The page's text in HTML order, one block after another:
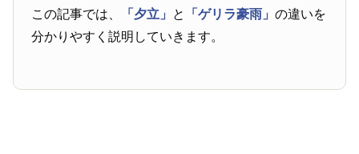
この記事では、 「夕立」 と 「ゲリラ豪雨」の違いを
分かりやすく説明していきます。